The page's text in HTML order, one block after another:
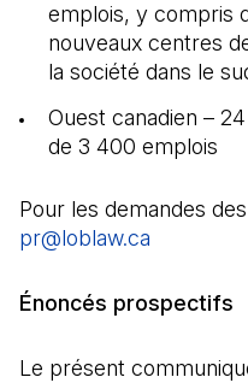
emplois, y compris
nouveaux centres
la société dans le
Ouest canadien –
de 3 400 emplois
Pour les demandes
pr@loblaw.ca
Énoncés prospectifs
Le présent